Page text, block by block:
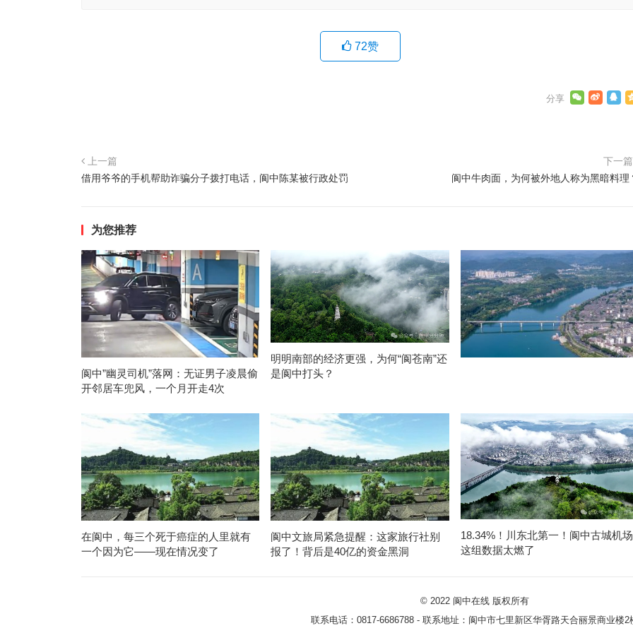
72赞
上一篇
借用爷爷的手机帮助诈骗分子拨打电话，阆中陈某被行政处罚
下一
阆中牛肉面，为何被外地人称为黑暗料理
为您推荐
阆中”幽灵司机”落网：无证男子凌晨偷
开邻居车兜风，一个月开走4次
明明南部的经济更强，为何“阆苍南”还
是阆中打头？
在阆中，每三个死于癌症的人里就有
一个因为它——现在情况变了
阆中文旅局紧急提醒：这家旅行社别
报了！背后是40亿的资金黑洞
18.34%！川东北第一！阆中古城机场
这组数据太燃了
© 2022 阆中在线 版权所有
联系电话：0817-6686788 - 联系地址：阆中市七里新区华胥路天合丽景商业楼2